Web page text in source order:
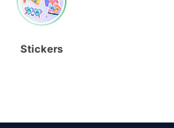
Stickers